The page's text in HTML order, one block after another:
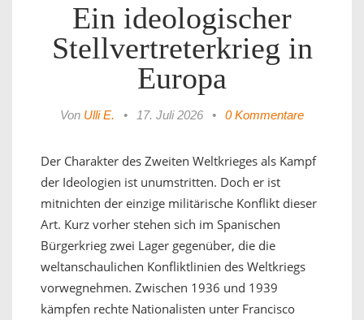
Ein ideologischer
Stellvertreterkrieg in
Europa
Von Ulli E. • 17. Juli 2026 • 0 Kommentare
Der Charakter des Zweiten Weltkrieges als Kampf
der Ideologien ist unumstritten. Doch er ist
mitnichten der einzige militärische Konflikt dieser
Art. Kurz vorher stehen sich im Spanischen
Bürgerkrieg zwei Lager gegenüber, die die
weltanschaulichen Konfliktlinien des Weltkriegs
vorwegnehmen. Zwischen 1936 und 1939
kämpfen rechte Nationalisten unter Francisco